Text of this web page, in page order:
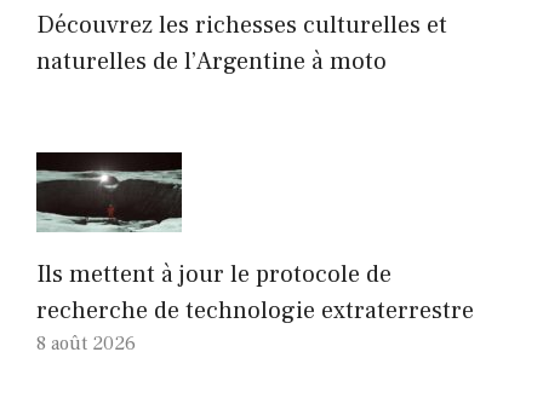
Découvrez les richesses culturelles et
naturelles de l’Argentine à moto
Ils mettent à jour le protocole de
recherche de technologie extraterrestre
8 août 2026